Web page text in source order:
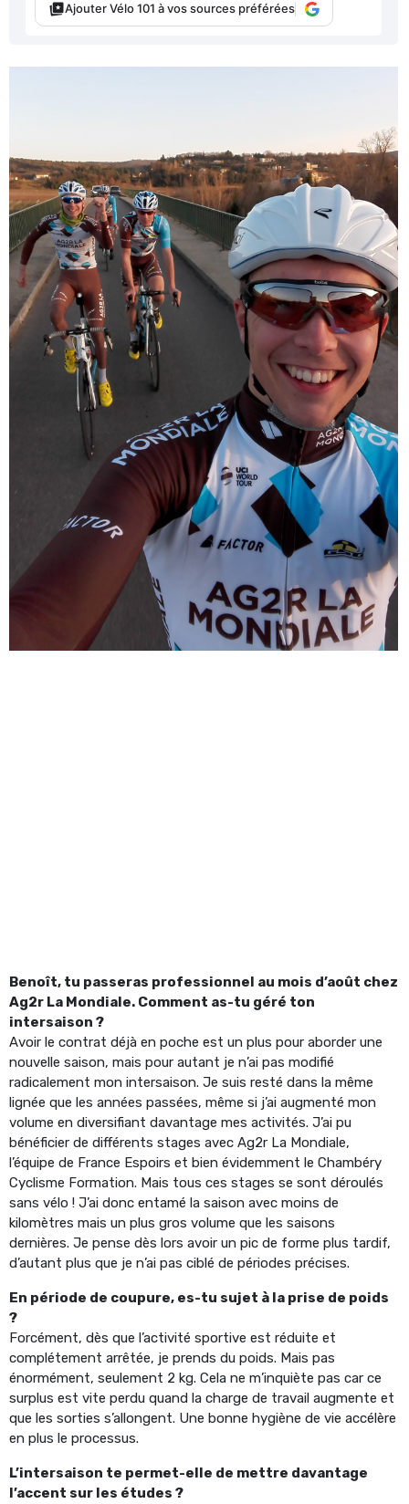
Ajouter Vélo 101 à vos sources préférées
Benoît, tu passeras professionnel au mois d’août chez
Ag2r La Mondiale. Comment as-tu géré ton
intersaison ?
Avoir le contrat déjà en poche est un plus pour aborder une
nouvelle saison, mais pour autant je n’ai pas modifié
radicalement mon intersaison. Je suis resté dans la même
lignée que les années passées, même si j’ai augmenté mon
volume en diversifiant davantage mes activités. J’ai pu
bénéficier de différents stages avec Ag2r La Mondiale,
l’équipe de France Espoirs et bien évidemment le Chambéry
Cyclisme Formation. Mais tous ces stages se sont déroulés
sans vélo ! J’ai donc entamé la saison avec moins de
kilomètres mais un plus gros volume que les saisons
dernières. Je pense dès lors avoir un pic de forme plus tardif,
d’autant plus que je n’ai pas ciblé de périodes précises.
En période de coupure, es-tu sujet à la prise de poids
?
Forcément, dès que l’activité sportive est réduite et
complétement arrêtée, je prends du poids. Mais pas
énormément, seulement 2 kg. Cela ne m’inquiète pas car ce
surplus est vite perdu quand la charge de travail augmente et
que les sorties s’allongent. Une bonne hygiène de vie accélère
en plus le processus.
L’intersaison te permet-elle de mettre davantage
l’accent sur les études ?